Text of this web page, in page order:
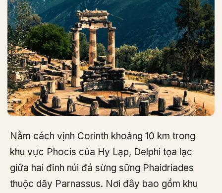
Nằm cách vịnh Corinth khoảng 10 km trong
khu vực Phocis của Hy Lạp, Delphi tọa lạc
giữa hai đỉnh núi đá sừng sững Phaidriades
thuộc dãy Parnassus. Nơi đây bao gồm khu